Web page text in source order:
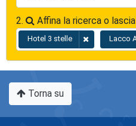
2. Affina la ricerca o
Hotel 3 stelle Lacco
Torna su